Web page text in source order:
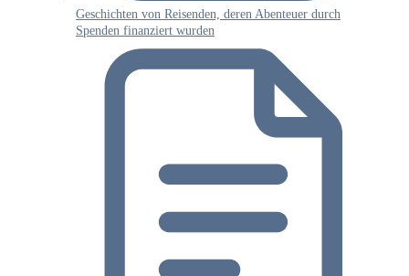
Geschichten von Reisenden, deren Abenteuer durch
Spenden finanziert wurden